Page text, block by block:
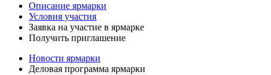
Описание ярмарки
Условия участия
Заявка на участие в ярмарке
Получить приглашение
Новости ярмарки
Деловая программа ярмарки